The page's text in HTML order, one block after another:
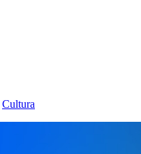
Cultura